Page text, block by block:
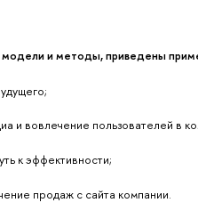
модели и методы, приведены
и вовлечение пользователей в
к эффективности;
продаж с сайта компании.